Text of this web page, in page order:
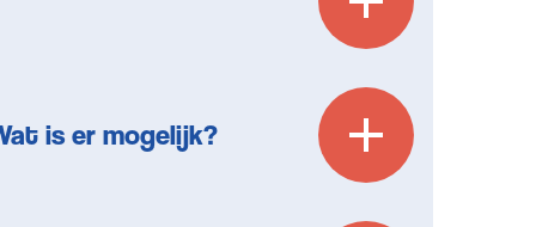
is er mogelijk?